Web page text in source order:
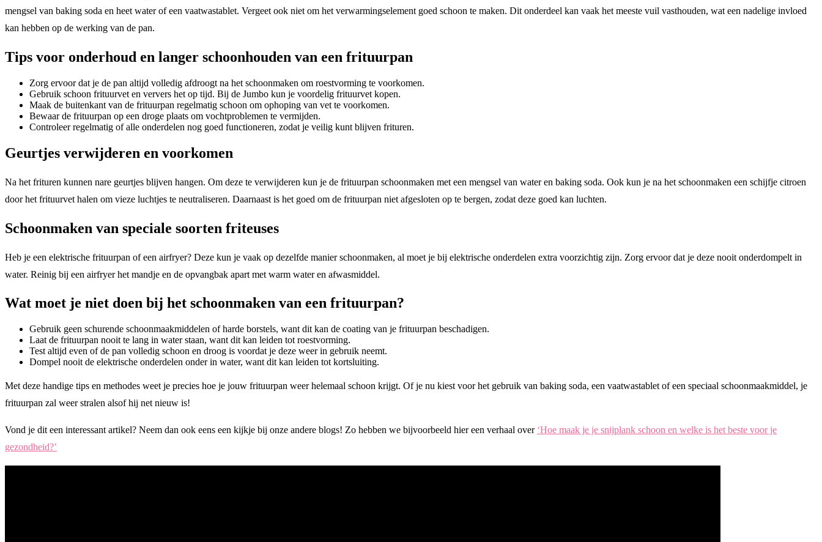
mengsel van baking soda en heet water of een vaatwastablet. Vergeet ook niet om het verwarmingselement goed schoon te maken. Dit onderdeel kan vaak het meeste vuil vasthouden, wat een nadelige invloed
kan hebben op de werking van de pan.
Tips voor onderhoud en langer schoonhouden van een frituurpan
Zorg ervoor dat je de pan altijd volledig afdroogt na het schoonmaken om roestvorming te voorkomen.
Gebruik schoon frituurvet en ververs het op tijd. Bij de Jumbo kun je voordelig frituurvet kopen.
Maak de buitenkant van de frituurpan regelmatig schoon om ophoping van vet te voorkomen.
Bewaar de frituurpan op een droge plaats om vochtproblemen te vermijden.
Controleer regelmatig of alle onderdelen nog goed functioneren, zodat je veilig kunt blijven frituren.
Geurtjes verwijderen en voorkomen
Na het frituren kunnen nare geurtjes blijven hangen. Om deze te verwijderen kun je de frituurpan schoonmaken met een mengsel van water en baking soda. Ook kun je na het schoonmaken een schijfje citroen
door het frituurvet halen om vieze luchtjes te neutraliseren. Daarnaast is het goed om de frituurpan niet afgesloten op te bergen, zodat deze goed kan luchten.
Schoonmaken van speciale soorten friteuses
Heb je een elektrische frituurpan of een airfryer? Deze kun je vaak op dezelfde manier schoonmaken, al moet je bij elektrische onderdelen extra voorzichtig zijn. Zorg ervoor dat je deze nooit onderdompelt in
water. Reinig bij een airfryer het mandje en de opvangbak apart met warm water en afwasmiddel.
Wat moet je niet doen bij het schoonmaken van een frituurpan?
Gebruik geen schurende schoonmaakmiddelen of harde borstels, want dit kan de coating van je frituurpan beschadigen.
Laat de frituurpan nooit te lang in water staan, want dit kan leiden tot roestvorming.
Test altijd even of de pan volledig schoon en droog is voordat je deze weer in gebruik neemt.
Dompel nooit de elektrische onderdelen onder in water, want dit kan leiden tot kortsluiting.
Met deze handige tips en methodes weet je precies hoe je jouw frituurpan weer helemaal schoon krijgt. Of je nu kiest voor het gebruik van baking soda, een vaatwastablet of een speciaal schoonmaakmiddel, je
frituurpan zal weer stralen alsof hij net nieuw is!
Vond je dit een interessant artikel? Neem dan ook eens een kijkje bij onze andere blogs! Zo hebben we bijvoorbeeld hier een verhaal over ‘Hoe maak je je snijplank schoon en welke is het beste voor je
gezondheid?’